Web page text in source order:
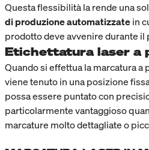
Questa flessibilità la rende una
di produzione automatizzatein
prodotto deve avvenire durante
Etichettatura laser a
Quando si effettua la marcatura
viene tenuto in una posizione
possa essere puntato con
particolarmente vantaggioso
marcature molto dettagliate o